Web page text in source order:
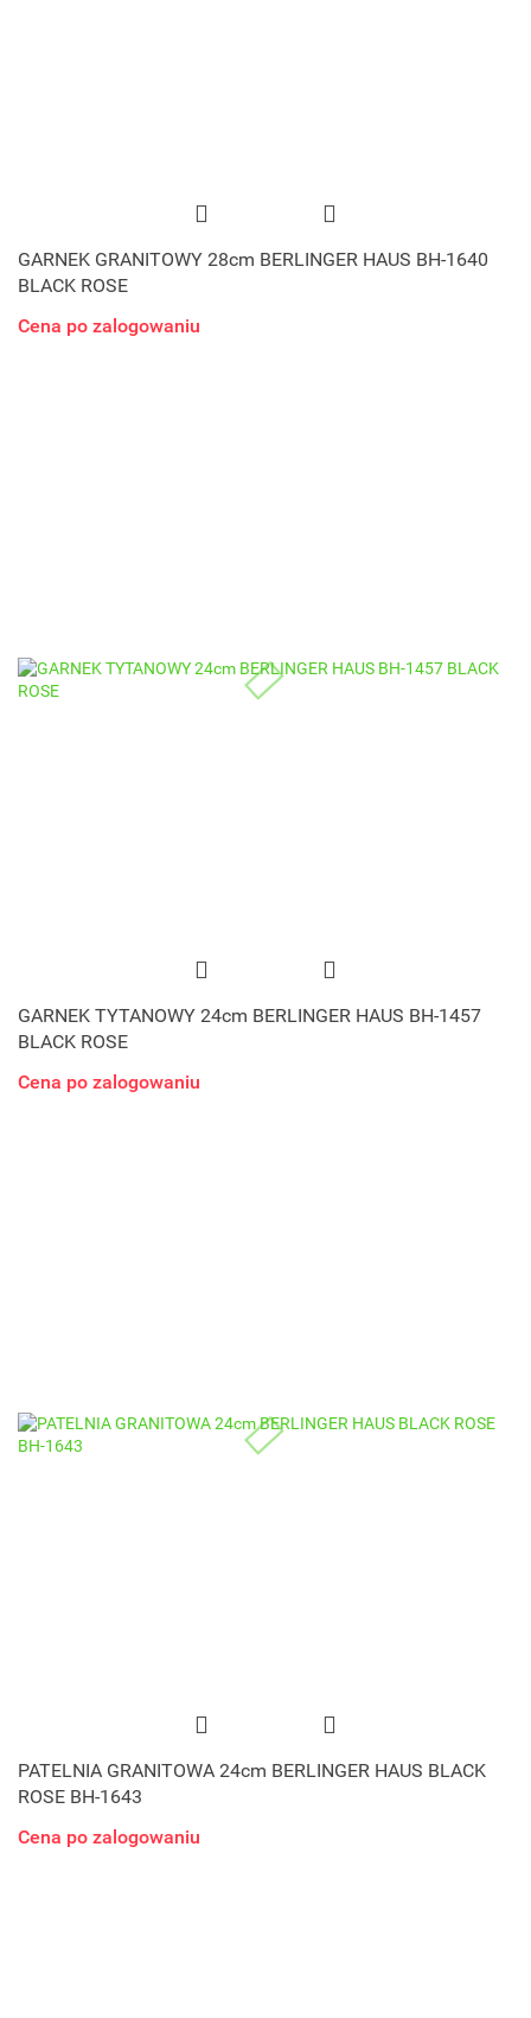
GARNEK GRANITOWY 28cm BERLINGER HAUS BH-1640
BLACK ROSE
Cena po zalogowaniu
GARNEK TYTANOWY 24cm BERLINGER HAUS BH-1457
BLACK ROSE
Cena po zalogowaniu
PATELNIA GRANITOWA 24cm BERLINGER HAUS BLACK
ROSE BH-1643
Cena po zalogowaniu